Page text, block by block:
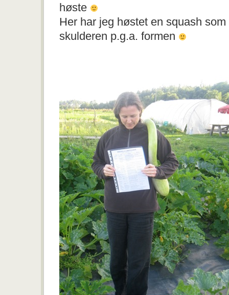
høste
Her har jeg høstet en squash
skulderen p.g.a. formen